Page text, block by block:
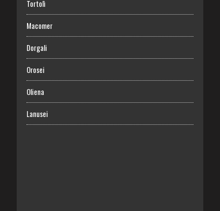
Tortolì
Macomer
Dorgali
Orosei
Oliena
Lanusei